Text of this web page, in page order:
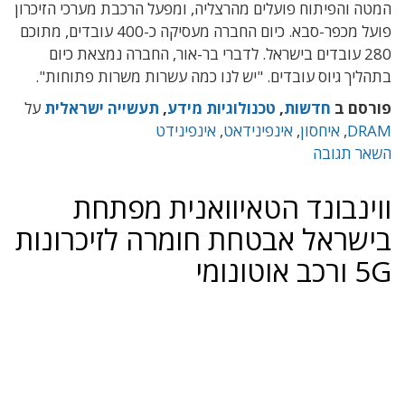
המטה והפיתוח פועלים מהרצליה, ומפעל הרכבת מערכי הזיכרון
פועל מכפר-סבא. כיום החברה מעסיקה כ-400 עובדים, מתוכם
280 עובדים בישראל. לדברי בר-אור, החברה נמצאת כיום
בתהליך גיוס עובדים. "יש לנו כמה עשרות משרות פתוחות".
פורסם ב חדשות, טכנולוגיות מידע, תעשייה ישראלית על
DRAM
, איחסון, אינפינידאט, אינפינידט
השאר תגובה
ווינבונד הטאיוואנית מפתחת
בישראל אבטחת חומרה לזיכרונות
5G ורכב אוטונומי